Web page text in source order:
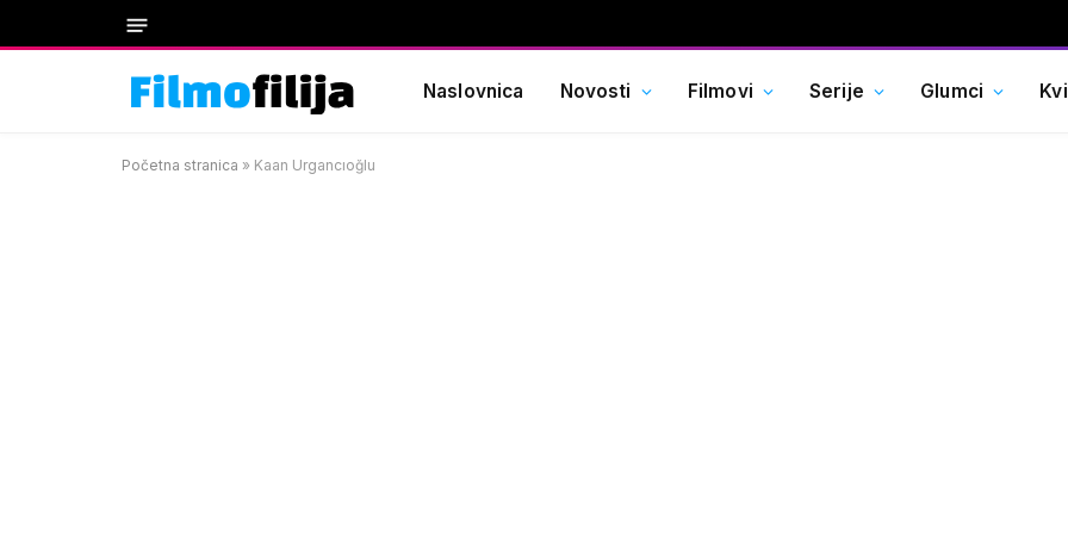
Naslovnica Novosti Filmovi Serije Glumci
Početna stranica » Kaan Urgancıoğlu